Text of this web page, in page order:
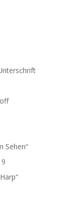
Sehen“